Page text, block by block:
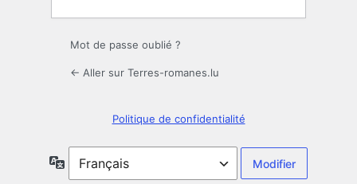
Mot de passe oublié ?
← Aller sur Terres-romanes.lu
Politique de confidentialité
Langue